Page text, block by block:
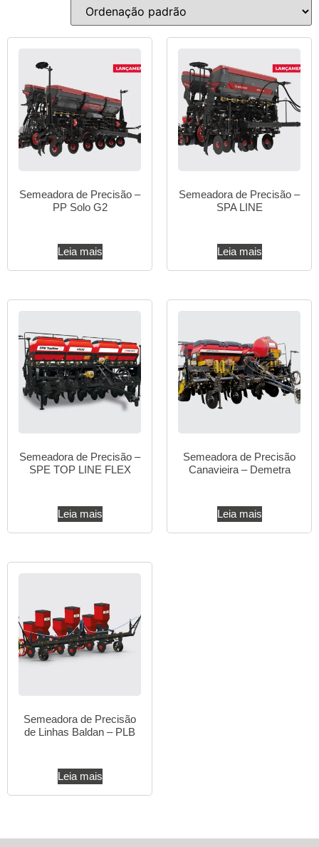
Semeadora de Precisão –
PP Solo G2
Leia mais
Semeadora de Precisão –
SPA LINE
Leia mais
Semeadora de Precisão –
SPE TOP LINE FLEX
Leia mais
Semeadora de Precisão
Canavieira – Demetra
Leia mais
Semeadora de Precisão
de Linhas Baldan – PLB
Leia mais